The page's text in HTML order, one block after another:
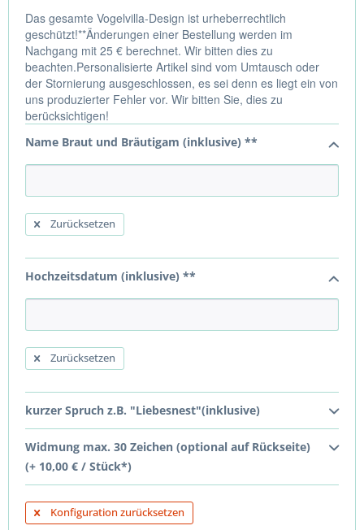
Das gesamte Vogelvilla-Design ist urheberrechtlich
geschützt!**Änderungen einer Bestellung werden im
Nachgang mit 25 € berechnet. Wir bitten dies zu
beachten.Personalisierte Artikel sind vom Umtausch oder
der Stornierung ausgeschlossen, es sei denn es liegt ein von
uns produzierter Fehler vor. Wir bitten Sie, dies zu
berücksichtigen!
Name Braut und Bräutigam (inklusive) **
Zurücksetzen
Hochzeitsdatum (inklusive) **
Zurücksetzen
kurzer Spruch z.B. "Liebesnest"(inklusive)
Widmung max. 30 Zeichen (optional auf Rückseite)
(+ 10,00 € / Stück*)
Konfiguration zurücksetzen